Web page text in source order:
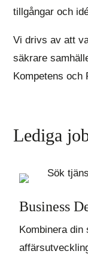
tillgångar och
Vi drivs av att
säkrare
Kompetens och
Lediga
Business
Kombinera din